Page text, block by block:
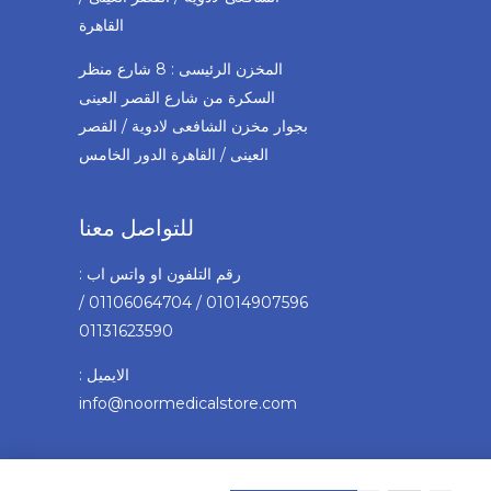
القاهرة
المخزن الرئيسى : 8 شارع منظر
السكرة من شارع القصر العينى
بجوار مخزن الشافعى لادوية / القصر
العينى / القاهرة الدور الخامس
للتواصل معنا
رقم التلفون او واتس اب :
01014907596 / 01106064704 /
01131623590
الايميل :
info@noormedicalstore.com